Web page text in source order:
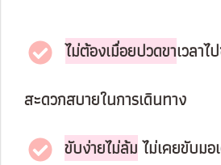
ไม่ต้องเมื่อยปวดขาเวลา
สะดวกสบายในการเดินทาง
ขับง่ายไม่ล้มไม่เคยขับมอ